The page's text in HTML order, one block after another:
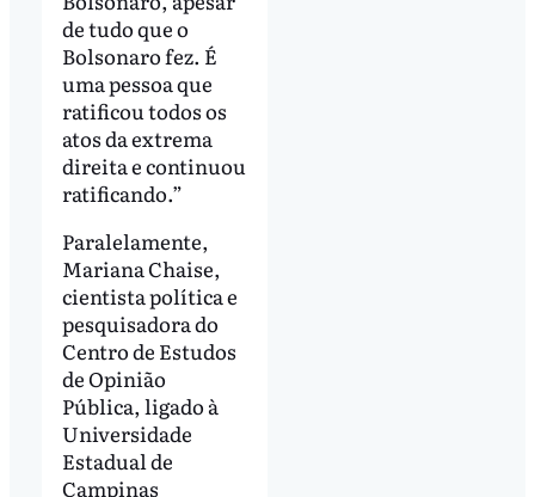
de tudo que o
Bolsonaro fez. É
uma pessoa que
ratificou todos os
atos da extrema
direita e continuou
ratificando.”
Paralelamente,
Mariana Chaise,
cientista política e
pesquisadora do
Centro de Estudos
de Opinião
Pública, ligado à
Universidade
Estadual de
Campinas